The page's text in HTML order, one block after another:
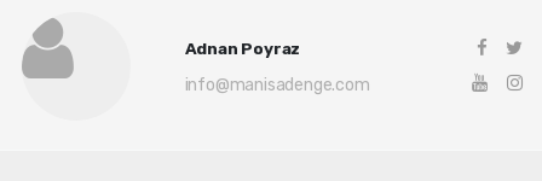
Adnan Poyraz
info@manisadenge.com